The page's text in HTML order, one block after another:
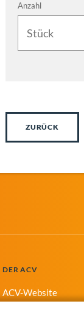
Anzahl
ZURÜCK
DER ACV
ACV-Website